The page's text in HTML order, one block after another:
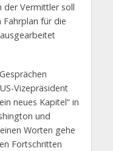
der Vermittler soll
für die
Vizepräsident
neues Kapitel“ in
und
Worten gehe
Fortschritten